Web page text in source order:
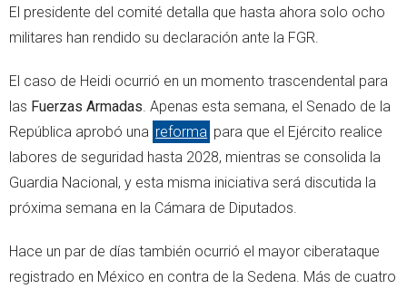
El presidente del comité detalla que hasta ahora solo ocho
militares han rendido su declaración ante la FGR.
El caso de Heidi ocurrió en un momento trascendental para
las Fuerzas Armadas . Apenas esta semana, el Senado de la
República aprobó una reforma para que el Ejército realice
labores de seguridad hasta 2028, mientras se consolida la
Guardia Nacional, y esta misma iniciativa será discutida la
próxima semana en la Cámara de Diputados.
Hace un par de días también ocurrió el mayor ciberataque
registrado en México en contra de la Sedena. Más de cuatro